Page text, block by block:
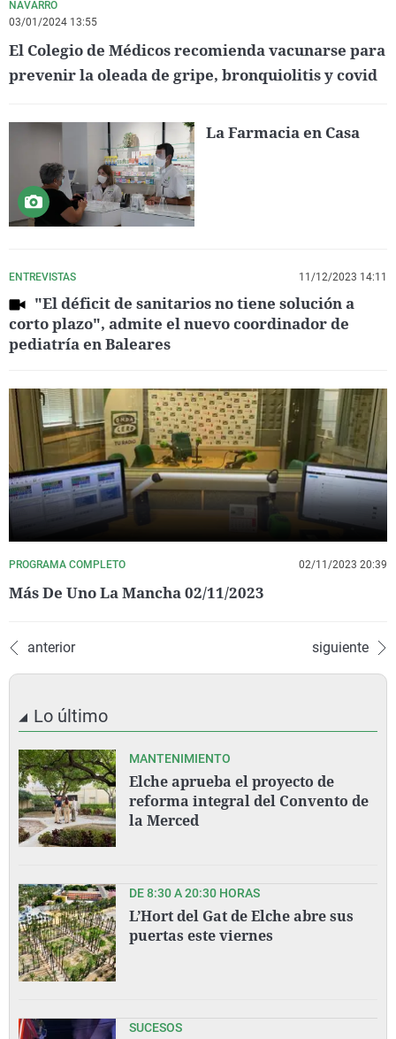
NAVARRO
03/01/2024 13:55
El Colegio de Médicos recomienda vacunarse para
prevenir la oleada de gripe, bronquiolitis y covid
La Farmacia en Casa
ENTREVISTAS 11/12/2023 14:11
"El déficit de sanitarios no tiene solución a
corto plazo", admite el nuevo coordinador de
pediatría en Baleares
PROGRAMA COMPLETO 02/11/2023 20:39
Más De Uno La Mancha 02/11/2023
anterior siguiente
Lo último
MANTENIMIENTO
Elche aprueba el proyecto de
reforma integral del Convento de
la Merced
DE 8:30 A 20:30 HORAS
L’Hort del Gat de Elche abre sus
puertas este viernes
SUCESOS